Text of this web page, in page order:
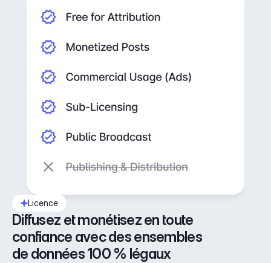
Licence
Diffusez et monétisez en toute
confiance avec des ensembles
de données 100 % légaux